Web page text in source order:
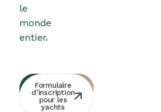
le
monde
entier.
Consultation
gratuite
Contact
Whatsapp
Formulaire
d'inscription
pour les
yachts